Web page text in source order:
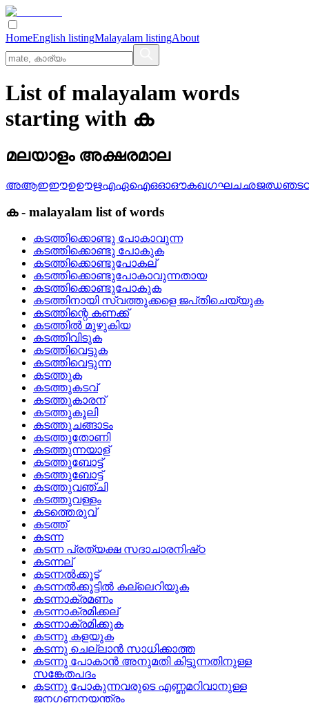
HomeEnglish listingMalayalam listingAbout
List of malayalam words
starting with ക
മലയാളം അക്ഷരമാല
അആഇഈഉഊഋഎഏഐഒഓഔകഖഗഘചഛജഝഞട
ക- malayalam list of words
കടത്തിക്കൊണ്ടു പോകാവുന്ന
കടത്തിക്കൊണ്ടു പോകുക
കടത്തിക്കൊണ്ടുപോകല്
കടത്തിക്കൊണ്ടുപോകാവുന്നതായ
കടത്തിക്കൊണ്ടുപോകുക
കടത്തിനായി സ്വത്തുക്കളെ ജപ്‌തിചെയ്യുക
കടത്തിന്റെ കണക്ക്
കടത്തില്‍ മുഴുകിയ
കടത്തിവിടുക
കടത്തിവെട്ടുക
കടത്തിവെട്ടുന്ന
കടത്തുക
കടത്തുകടവ്
കടത്തുകാരന്
കടത്തുകൂലി
കടത്തുചങ്ങാടം
കടത്തുതോണി
കടത്തുന്നയാള്
കടത്തുബോട്ട്
കടത്തുബോട്ട്
കടത്തുവഞ്ചി
കടത്തുവള്ളം
കടത്തെരുവ്
കടത്ത്
കടന്ന
കടന്ന പ്രത്യക്ഷ സദാചാരനിഷ്‌ഠ
കടന്നല്
കടന്നല്‍ക്കൂട്
കടന്നല്‍ക്കൂട്ടില്‍ കല്ലെറിയുക
കടന്നാക്രമണം
കടന്നാക്രമിക്കല്
കടന്നാക്രമിക്കുക
കടന്നു കളയുക
കടന്നു ചെല്ലാന്‍ സാധിക്കാത്ത
കടന്നു പോകാന്‍ അനുമതി കിട്ടുന്നതിനുള്ള
സങ്കേതപദം
കടന്നു പോകുന്നവരുടെ എണ്ണമറിവാനുള്ള
ജനഗണനയന്ത്രം